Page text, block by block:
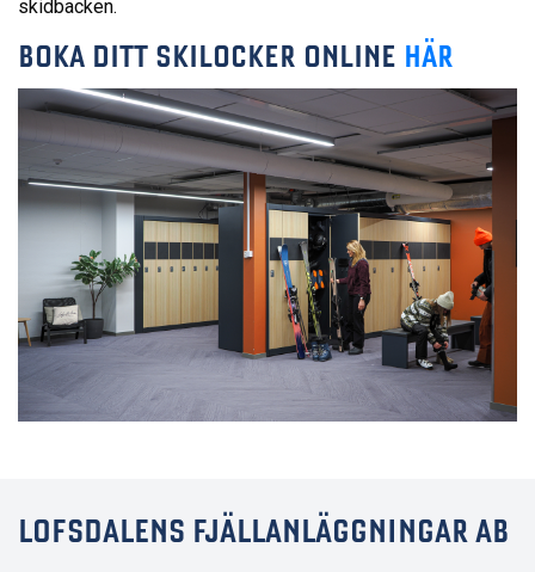
skidbacken.
BOKA DITT SKILOCKER ONLINE HÄR
LOFSDALENS FJÄLLANLÄGGNINGAR AB